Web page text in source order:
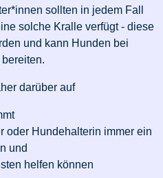
sollten in jedem Fall
solche Kralle verfügt - diese
und kann Hunden bei
darüber auf
oder Hundehalterin immer ein
und
helfen können